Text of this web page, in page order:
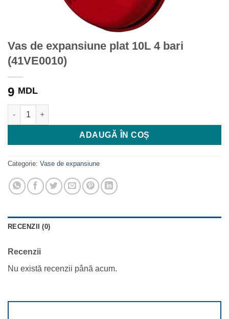
Vas de expansiune plat 10L 4 bari
(41VE0010)
9 MDL
Cantitate Vas de expansiune plat 10L 4 bari (41VE0010)
ADAUGĂ ÎN COȘ
Categorie: Vase de expansiune
RECENZII (0)
Recenzii
Nu există recenzii până acum.